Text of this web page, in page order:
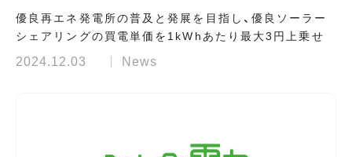
優良再エネ発電所の普及と発展を目指し、優良ソーラー
シェアリングの買電単価を1kWhあたり最大3円上乗せ
2024.12.03 News